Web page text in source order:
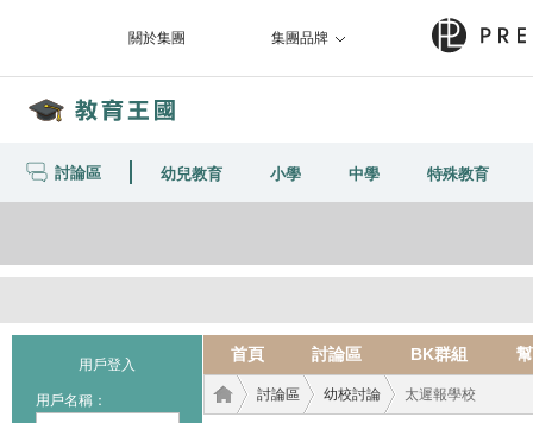
關於集團 集團品牌
討論區 幼兒教育 小學 中學 特殊教育
用戶登入
用戶名稱：
首頁 討論區 BK群組
討論區 幼校討論 太遲報學校